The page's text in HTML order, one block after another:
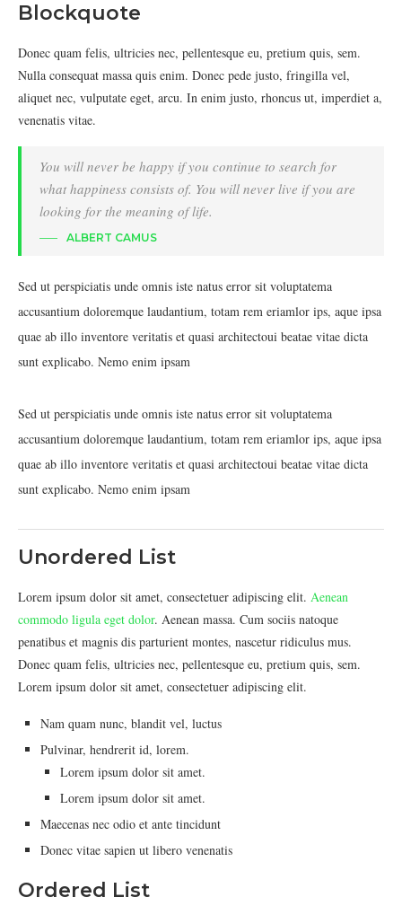
Blockquote
Donec quam felis, ultricies nec, pellentesque eu, pretium quis, sem.
Nulla consequat massa quis enim. Donec pede justo, fringilla vel,
aliquet nec, vulputate eget, arcu. In enim justo, rhoncus ut, imperdiet a,
venenatis vitae.
You will never be happy if you continue to search for
what happiness consists of. You will never live if you are
looking for the meaning of life.
ALBERT CAMUS
Sed ut perspiciatis unde omnis iste natus error sit voluptatema
accusantium doloremque laudantium, totam rem eriamlor ips, aque ipsa
quae ab illo inventore veritatis et quasi architectoui beatae vitae dicta
sunt explicabo. Nemo enim ipsam
Sed ut perspiciatis unde omnis iste natus error sit voluptatema
accusantium doloremque laudantium, totam rem eriamlor ips, aque ipsa
quae ab illo inventore veritatis et quasi architectoui beatae vitae dicta
sunt explicabo. Nemo enim ipsam
Unordered List
Lorem ipsum dolor sit amet, consectetuer adipiscing elit. Aenean
commodo ligula eget dolor. Aenean massa. Cum sociis natoque
penatibus et magnis dis parturient montes, nascetur ridiculus mus.
Donec quam felis, ultricies nec, pellentesque eu, pretium quis, sem.
Lorem ipsum dolor sit amet, consectetuer adipiscing elit.
Nam quam nunc, blandit vel, luctus
Pulvinar, hendrerit id, lorem.
Lorem ipsum dolor sit amet.
Lorem ipsum dolor sit amet.
Maecenas nec odio et ante tincidunt
Donec vitae sapien ut libero venenatis
Ordered List